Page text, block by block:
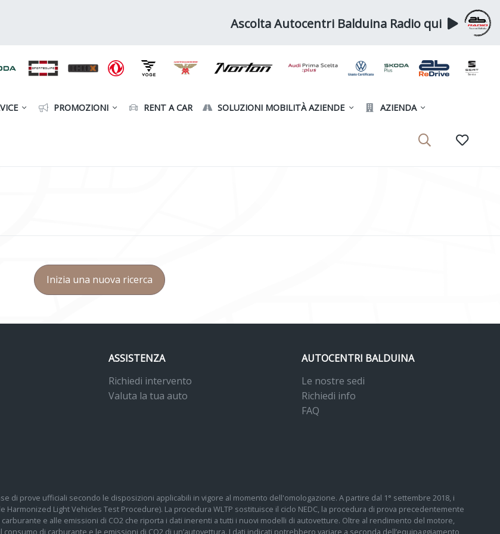
Ascolta Autocentri Balduina Radio qui
PROMOZIONI RENT A CAR SOLUZIONI MOBILITÀ AZIENDE AZIENDA
Inizia una nuova ricerca
ASSISTENZA
Richiedi intervento
Valuta la tua auto
AUTOCENTRI BALDUINA
Le nostre sedi
Richiedi info
FAQ
di prove ufficiali secondo le disposizioni applicabili in vigore al momento dell'omologazione. A partire dal 1° settembre 2018, i
Light Vehicles Test Procedure). La procedura WLTP sostituisce il ciclo NEDC, la procedura di prova precedentemente
e alle emissioni di CO2 che riporta i dati inerenti a tutti i nuovi modelli di autovetture. Oltre al rendimento del motore,
di carburante e le emissioni di CO2 di un’autovettura. I dati indicati potrebbero variare a seconda dell’equipaggiamento